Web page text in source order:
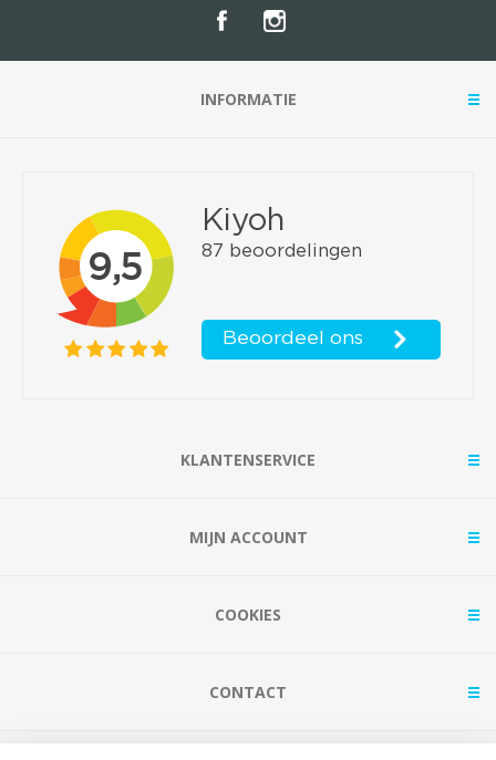
INFORMATIE
KLANTENSERVICE
MIJN ACCOUNT
COOKIES
CONTACT